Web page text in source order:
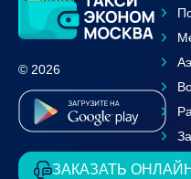
© 2026
ЗАКАЗАТЬ ОНЛАЙН